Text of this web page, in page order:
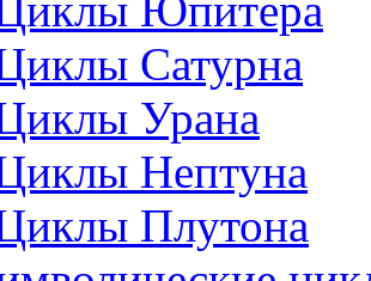
Юпитера
Сатурна
Урана
Нептуна
Плутона